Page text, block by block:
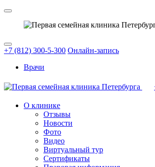
+7 (812) 300-5-300 Онлайн-запись
Врачи
О клинике
Отзывы
Новости
Фото
Видео
Виртуальный тур
Сертификаты